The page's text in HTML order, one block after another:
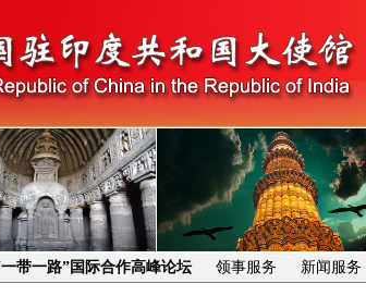
带一路”国际合作高峰论坛 领事服务 新闻服务